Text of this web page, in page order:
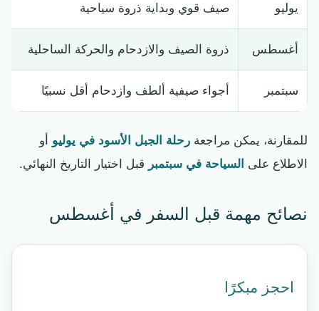
يوليو صيف قوي وبداية ذروة سياحية
أغسطس ذروة الصيف والازدحام والحركة الساحلية
سبتمبر أجواء صيفية ألطف وازدحام أقل نسبيًا
للمقارنة، يمكن مراجعة رحلة الجبل الأسود في يوليو أو
الاطلاع على السياحة في سبتمبر قبل اختيار التاريخ النهائي.
نصائح مهمة قبل السفر في أغسطس
احجز مبكرًا